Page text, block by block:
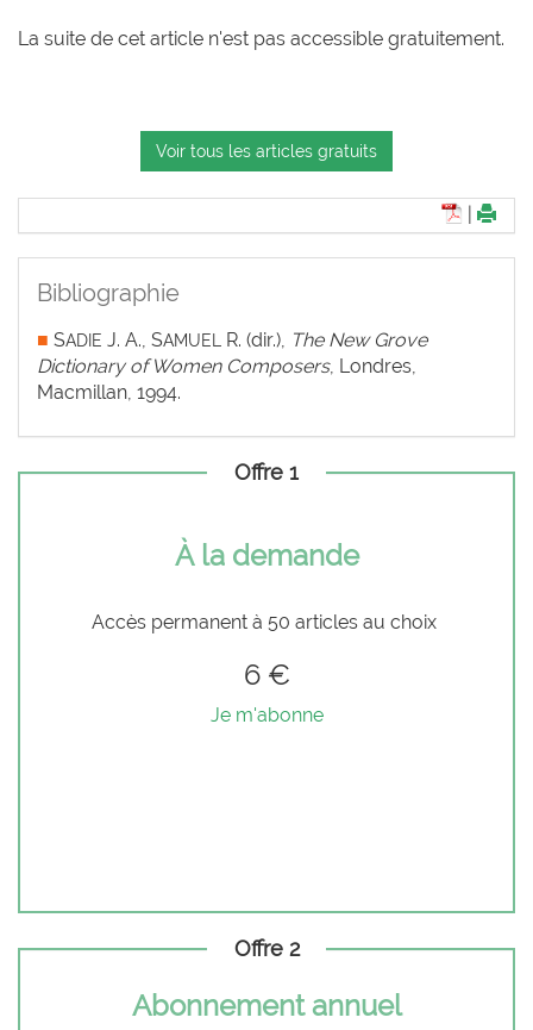
La suite de cet article n'est pas accessible gratuitement.
Voir tous les articles gratuits
Bibliographie
■ SADIE J. A., SAMUEL R. (dir.), The New Grove
Dictionary of Women Composers, Londres,
Macmillan, 1994.
Offre 1
À la demande
Accès permanent à 50 articles au choix
6 €
Je m'abonne
Offre 2
Abonnement annuel